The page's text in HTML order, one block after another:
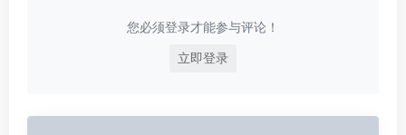
您必须登录才能参与评论！
立即登录